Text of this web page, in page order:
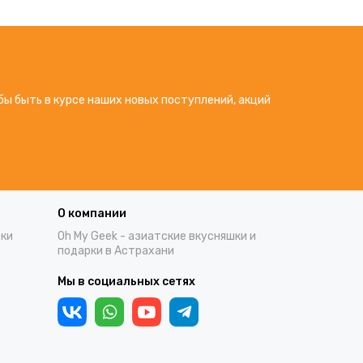
быть в курсе наших новых поступлений, акций
О компании
Oh My Geek - азиатские вкусняшки и
подарки в Астрахани
Мы в социальных сетях